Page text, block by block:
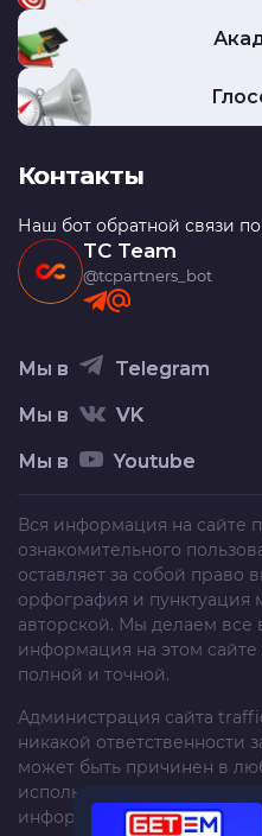
Контакты
Наш бот обратной связи
TC Team
@tcpartners_bot
Мы в Telegram
Мы в VK
Мы в Youtube
Вся информация на сайте
ознакомительного
оставляет за собой право
орфография и пунктуация
авторской. Мы делаем все
информация на этом
полной и точной.
Администрация сайта
никакой ответственности
может быть причинен в
использования,
информации, размещенной